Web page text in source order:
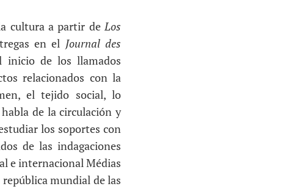
cultura a partir deLos
en el Journal des
inicio de los llamados
relacionados con la
el tejido social, lo
de la circulación y
los soportes con
de las indagaciones
e internacional Médias
mundial de las